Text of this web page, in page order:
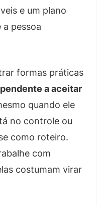
e um plano
pessoa
formas práticas
a aceitar
quando ele
no controle ou
como roteiro.
com
costumam virar